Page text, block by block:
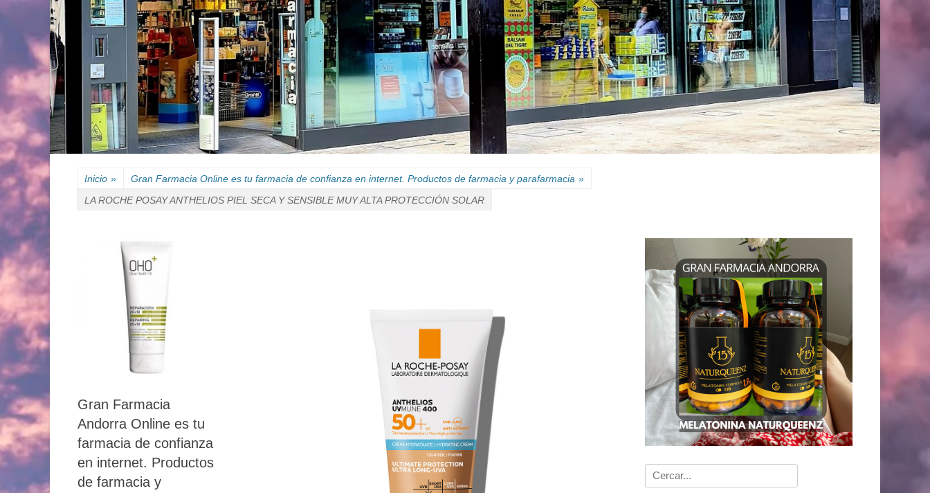
Inicio » Gran Farmacia Online es tu farmacia de confianza en internet. Productos de farmacia y parafarmacia »
LA ROCHE POSAY ANTHELIOS PIEL SECA Y SENSIBLE MUY ALTA PROTECCIÓN SOLAR
Buscar:
Gran Farmacia
Andorra Online es tu
farmacia de confianza
en internet. Productos
de farmacia y